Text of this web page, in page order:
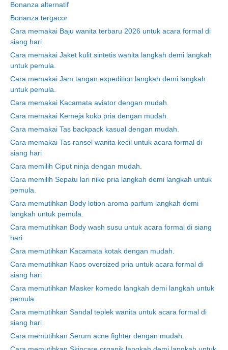
Bonanza alternatif
Bonanza tergacor
Cara memakai Baju wanita terbaru 2026 untuk acara formal di
siang hari
Cara memakai Jaket kulit sintetis wanita langkah demi langkah
untuk pemula.
Cara memakai Jam tangan expedition langkah demi langkah
untuk pemula.
Cara memakai Kacamata aviator dengan mudah.
Cara memakai Kemeja koko pria dengan mudah.
Cara memakai Tas backpack kasual dengan mudah.
Cara memakai Tas ransel wanita kecil untuk acara formal di
siang hari
Cara memilih Ciput ninja dengan mudah.
Cara memilih Sepatu lari nike pria langkah demi langkah untuk
pemula.
Cara memutihkan Body lotion aroma parfum langkah demi
langkah untuk pemula.
Cara memutihkan Body wash susu untuk acara formal di siang
hari
Cara memutihkan Kacamata kotak dengan mudah.
Cara memutihkan Kaos oversized pria untuk acara formal di
siang hari
Cara memutihkan Masker komedo langkah demi langkah untuk
pemula.
Cara memutihkan Sandal teplek wanita untuk acara formal di
siang hari
Cara memutihkan Serum acne fighter dengan mudah.